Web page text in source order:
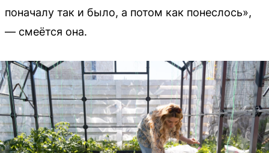
поначалу так и было, а потом как понеслось»,
— смеётся она.